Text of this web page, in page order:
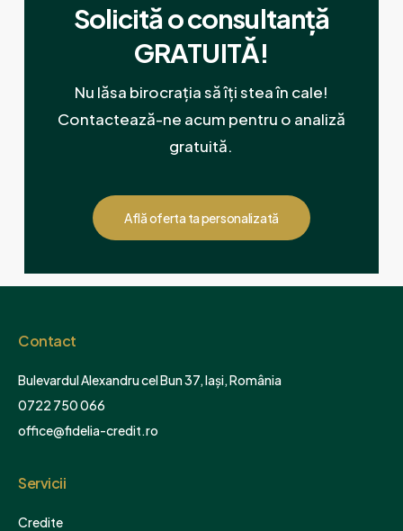
Solicită o consultanță
GRATUITĂ!
Nu lăsa birocrația să îți stea în cale!
Contactează-ne acum pentru o analiză
gratuită.
Află oferta ta personalizată
Contact
Bulevardul Alexandru cel Bun 37, Iași, România
0722 750 066
office@fidelia-credit.ro
Servicii
Credite